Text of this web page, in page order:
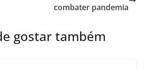
combater pandemia
gostar também